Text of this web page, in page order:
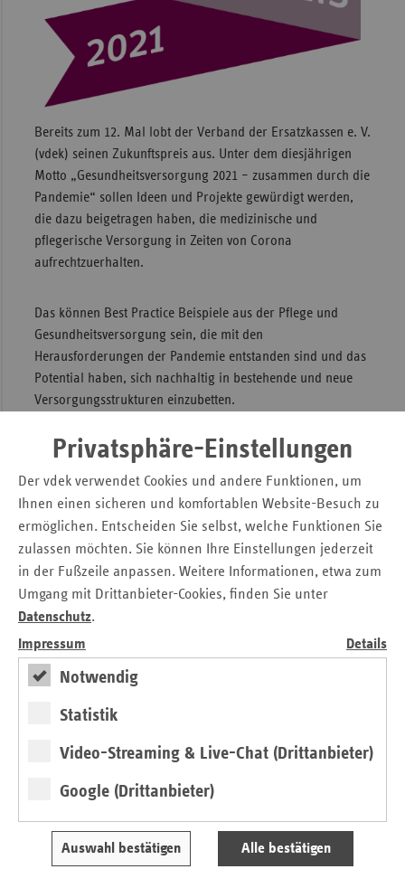
Privatsphäre-Einstellungen
Der vdek verwendet Cookies und andere Funktionen, um
Ihnen einen sicheren und komfortablen Website-Besuch zu
ermöglichen. Entscheiden Sie selbst, welche Funktionen Sie
zulassen möchten. Sie können Ihre Einstellungen jederzeit
in der Fußzeile anpassen. Weitere Informationen, etwa zum
Umgang mit Drittanbieter-Cookies, finden Sie unter
Datenschutz.
Impressum
Details
Notwendig
Statistik
Video-Streaming & Live-Chat (Drittanbieter)
Google (Drittanbieter)
Auswahl bestätigen Alle bestätigen
Bereits zum 12. Mal lobt der Verband der Ersatzkassen e. V.
(vdek) seinen Zukunftspreis aus. Unter dem diesjährigen
Motto „Gesundheitsversorgung 2021 – zusammen durch die
Pandemie“ sollen Ideen und Projekte gewürdigt werden,
die dazu beigetragen haben, die medizinische und
pflegerische Versorgung in Zeiten von Corona
aufrechtzuerhalten.
Das können Best Practice Beispiele aus der Pflege und
Gesundheitsversorgung sein, die mit den
Herausforderungen der Pandemie entstanden sind und das
Potential haben, sich nachhaltig in bestehende und neue
Versorgungsstrukturen einzubetten.
„Die Coronapandemie stellt uns alle vor große
Herausforderungen. In diesem Zusammenhang sind im
letzten Jahr viele innovative Lösungen und Ansätze
gefunden worden, um Mitmenschen dabei zu unterstützen,
trotz Corona ein möglichst normales Leben im gewohnten
Umfeld zu führen - etwa besondere Versorgungsangebote
von Ärzten, Krankenhäusern, Pflegeeinrichtungen oder
Angebote von ehrenamtlichen Vereinen und
Nachbarschaftshilfen. Genau diese Ideen suchen wir beim
diesjährigen vdek-Zukunftspreis“, erklärt Martin Schneider,
Leiter der vdek-Landesvertretung Rheinland-Pfalz.
Bewerbungen um den diesjährigen vdek-Zukunftspreis
können bis zum 28. April 2021 schriftlich oder per Mail
Teilnahmebedingungen und das Anmeldeformular zum
https://www.vdek.com/ueber_uns/vdek-
zukunftspreis/2021.html